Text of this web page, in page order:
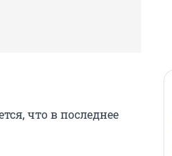
что в последнее